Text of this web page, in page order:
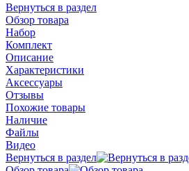
Вернуться в раздел
Обзор товара
Набор
Комплект
Описание
Характеристики
Аксессуары
Отзывы
Похожие товары
Наличие
Файлы
Видео
Вернуться в раздел